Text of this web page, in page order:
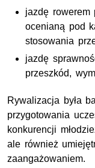
jazdę rowerem
ocenianą pod
stosowania
jazdę
przeszkód,
Rywalizacja była
przygotowania
konkurencji
ale również
zaangażowaniem.